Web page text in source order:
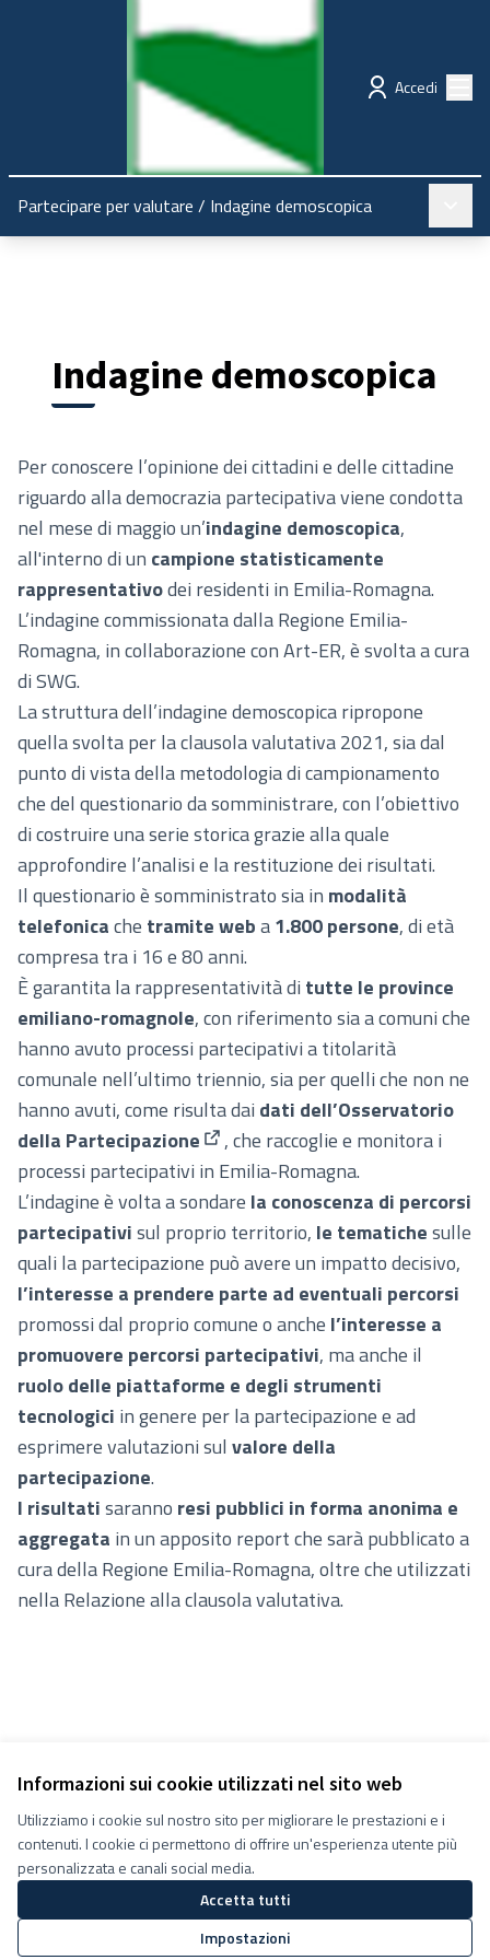
Informazioni sui cookie utilizzati nel sito web
Utilizziamo i cookie sul nostro sito per migliorare le prestazioni e i
contenuti. I cookie ci permettono di offrire un'esperienza utente più
personalizzata e canali social media.
Accetta tutti
Impostazioni
Regione Emilia-Romagna Partecipazione
Accedi
Partecipare per valutare / Indagine demoscopica
Indagine demoscopica
Per conoscere l’opinione dei cittadini e delle cittadine
riguardo alla democrazia partecipativa viene condotta
nel mese di maggio un’indagine demoscopica,
all'interno di un campione statisticamente
rappresentativodei residenti in Emilia-Romagna.
L’indagine commissionata dalla Regione Emilia-
Romagna, in collaborazione con Art-ER, è svolta a cura
di SWG.
La struttura dell’indagine demoscopica ripropone
quella svolta per la clausola valutativa 2021, sia dal
punto di vista della metodologia di campionamento
che del questionario da somministrare, con l’obiettivo
di costruire una serie storica grazie alla quale
approfondire l’analisi e la restituzione dei risultati.
Il questionario è somministrato sia in modalità
telefonicache tramite weba1.800 persone, di età
compresa tra i 16 e 80 anni.
È garantita la rappresentatività di tutte le province
emiliano-romagnole, con riferimento sia a comuni che
hanno avuto processi partecipativi a titolarità
comunale nell’ultimo triennio, sia per quelli che non ne
hanno avuti, come risulta dai dati dell’Osservatorio
della Partecipazione
(Collegamento esterno)
, che raccoglie e monitora i
processi partecipativi in Emilia-Romagna.
L’indagine è volta a sondare la conoscenza di percorsi
partecipativisul proprio territorio, le tematichesulle
quali la partecipazione può avere un impatto decisivo,
l’interesse a prendere parte ad eventuali percorsi
promossi dal proprio comune o anche l’interesse a
promuovere percorsi partecipativi, ma anche il
ruolo delle piattaforme e degli strumenti
tecnologici in genere per la partecipazione e ad
esprimere valutazioni sul valore della
partecipazione.
I risultatisaranno resi pubblici in forma anonima e
aggregata in un apposito report che sarà pubblicato a
cura della Regione Emilia-Romagna, oltre che utilizzati
nella Relazione alla clausola valutativa.
Termini e condizioni d''uso
Impostazioni Cookie
Decidiamo su Facebook
Decidiamo su YouTube
(Collegamento esterno)